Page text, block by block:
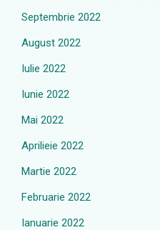
Septembrie 2022
August 2022
Iulie 2022
Iunie 2022
Mai 2022
Aprilieie 2022
Martie 2022
Februarie 2022
Ianuarie 2022